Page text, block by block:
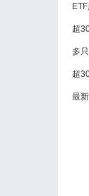
超
超
最